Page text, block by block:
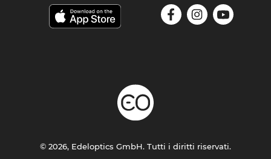
© 2026, Edeloptics GmbH. Tutti i diritti riservati.